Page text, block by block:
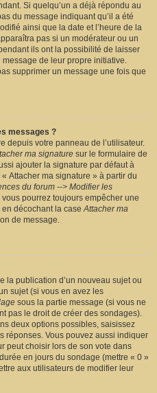
Si quelqu’un a déjà répondu au
du message indiquant qu’il a été
ainsi que la date et l’heure de la
pas si un modérateur ou un
ils ont la possibilité de laisser
de leur propre initiative.
supprimer un message une fois que
messages ?
depuis votre panneau de l’utilisateur.
ma signature sur le formulaire de
ajouter la signature par défaut à
Attacher ma signature » à partir du
du forum --> Modifier les
vous pourrez toujours empêcher une
en décochant la caseAttacher ma
de message.
la publication d’un nouveau sujet ou
sujet (si vous en avez les
sous la partie message (si vous ne
pas le droit de créer des sondages).
deux options possibles, saisissez
réponses. Vous pouvez aussi indiquer
peut choisir lors de son vote dans
en jours du sondage (mettre « 0 »
aux utilisateurs de modifier leur